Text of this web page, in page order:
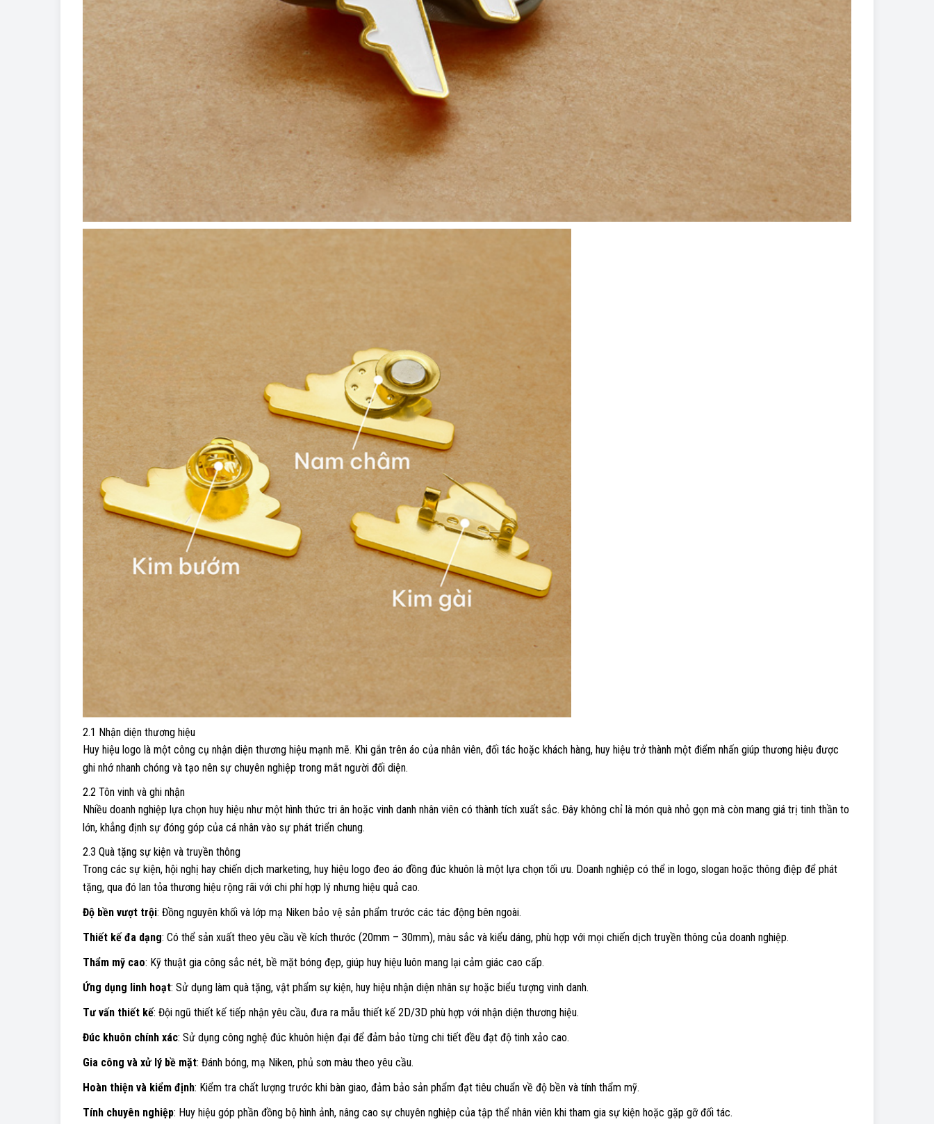
2.1 Nhận diện thương hiệu
Huy hiệu logo là một công cụ nhận diện thương hiệu mạnh mẽ. Khi gắn trên áo của nhân viên, đối tác hoặc khách hàng, huy hiệu trở thành một điểm nhấn giúp thương hiệu được
ghi nhớ nhanh chóng và tạo nên sự chuyên nghiệp trong mắt người đối diện.
2.2 Tôn vinh và ghi nhận
Nhiều doanh nghiệp lựa chọn huy hiệu như một hình thức tri ân hoặc vinh danh nhân viên có thành tích xuất sắc. Đây không chỉ là món quà nhỏ gọn mà còn mang giá trị tinh thần to
lớn, khẳng định sự đóng góp của cá nhân vào sự phát triển chung.
2.3 Quà tặng sự kiện và truyền thông
Trong các sự kiện, hội nghị hay chiến dịch marketing, huy hiệu logo đeo áo đồng đúc khuôn là một lựa chọn tối ưu. Doanh nghiệp có thể in logo, slogan hoặc thông điệp để phát
tặng, qua đó lan tỏa thương hiệu rộng rãi với chi phí hợp lý nhưng hiệu quả cao.
Độ bền vượt trội: Đồng nguyên khối và lớp mạ Niken bảo vệ sản phẩm trước các tác động bên ngoài.
Thiết kế đa dạng: Có thể sản xuất theo yêu cầu về kích thước (20mm – 30mm), màu sắc và kiểu dáng, phù hợp với mọi chiến dịch truyền thông của doanh nghiệp.
Thẩm mỹ cao: Kỹ thuật gia công sắc nét, bề mặt bóng đẹp, giúp huy hiệu luôn mang lại cảm giác cao cấp.
Ứng dụng linh hoạt: Sử dụng làm quà tặng, vật phẩm sự kiện, huy hiệu nhận diện nhân sự hoặc biểu tượng vinh danh.
Tư vấn thiết kế: Đội ngũ thiết kế tiếp nhận yêu cầu, đưa ra mẫu thiết kế 2D/3D phù hợp với nhận diện thương hiệu.
Đúc khuôn chính xác: Sử dụng công nghệ đúc khuôn hiện đại để đảm bảo từng chi tiết đều đạt độ tinh xảo cao.
Gia công và xử lý bề mặt: Đánh bóng, mạ Niken, phủ sơn màu theo yêu cầu.
Hoàn thiện và kiểm định: Kiểm tra chất lượng trước khi bàn giao, đảm bảo sản phẩm đạt tiêu chuẩn về độ bền và tính thẩm mỹ.
Tính chuyên nghiệp: Huy hiệu góp phần đồng bộ hình ảnh, nâng cao sự chuyên nghiệp của tập thể nhân viên khi tham gia sự kiện hoặc gặp gỡ đối tác.